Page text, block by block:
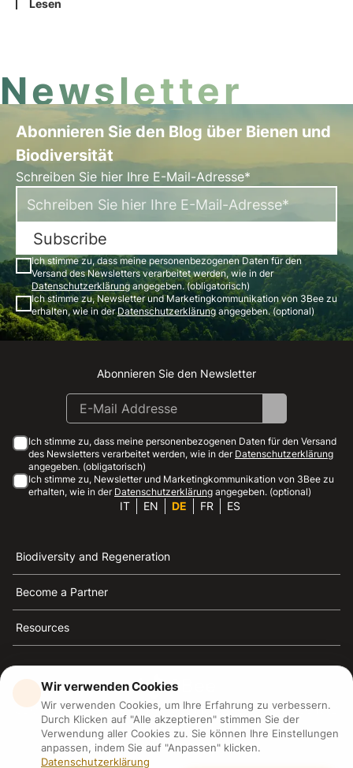
von Imkern Schutz und Pflege finden, kämpfen
Lesen
Newsletter
Abonnieren Sie den Blog über Bienen und
Biodiversität
Schreiben Sie hier Ihre E-Mail-Adresse*
Subscribe
Ich stimme zu, dass meine personenbezogenen Daten für den
Versand des Newsletters verarbeitet werden, wie in der
Datenschutzerklärungangegeben. (obligatorisch)
Ich stimme zu, Newsletter und Marketingkommunikation von 3Bee zu
erhalten, wie in derDatenschutzerklärungangegeben. (optional)
Instagram
Facebook
Linkedin
Youtube
Abonnieren Sie den Newsletter
Ich stimme zu, dass meine personenbezogenen Daten für den Versand
des Newsletters verarbeitet werden, wie in der Datenschutzerklärung
angegeben. (obligatorisch)
Ich stimme zu, Newsletter und Marketingkommunikation von 3Bee zu
erhalten, wie in der Datenschutzerklärung angegeben. (optional)
IT EN DE FR ES
Biodiversity and Regeneration
Become a Partner
Resources
3Bee ist die Referenz für Nachhaltigkeit, Bienenschutz
und Biodiversität
3Bee S.R.L Via Pastrengo 14, 20159, Milano (MI)
Wir verwenden Cookies
Wir verwenden Cookies, um Ihre Erfahrung zu verbessern.
Durch Klicken auf "Alle akzeptieren" stimmen Sie der
Verwendung aller Cookies zu. Sie können Ihre Einstellungen
anpassen, indem Sie auf "Anpassen" klicken.
Datenschutzerklärung